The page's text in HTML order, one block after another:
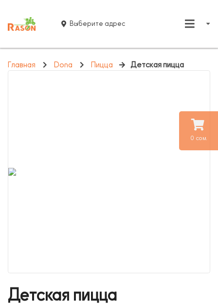
0 сом.
Выберите адрес
Главная Dona Пицца Детская пицца
Детская пицца